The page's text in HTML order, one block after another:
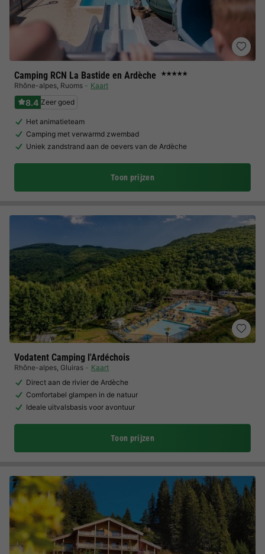
Camping RCN La Bastide en Ardèche ★★★★★
Rhône-alpes, Ruoms Kaart
8.4 Zeer goed
Het animatieteam
Camping met verwarmd zwembad
Uniek zandstrand aan de oevers van de Ardèche
Toon prijzen
Vodatent Camping l'Ardéchois
Rhône-alpes, Gluiras
Kaart
Direct aan de rivier de Ardèche
Comfortabel glampen in de natuur
Ideale uitvalsbasis voor avontuur
Toon prijzen